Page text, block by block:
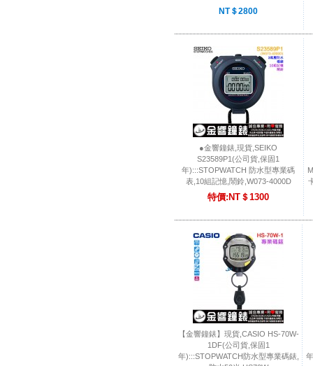
NT＄2800
●金響鐘錶,現貨,SEIKO
S23589P1(公司貨,保固1
年):::STOPWATCH 防水型專業碼
表,10組記憶,鬧鈴,W073-4000D
特價:NT＄1300
【金響鐘錶】現貨,CASIO HS-70W-
1DF(公司貨,保固1
年):::STOPWATCH防水型專業碼錶,